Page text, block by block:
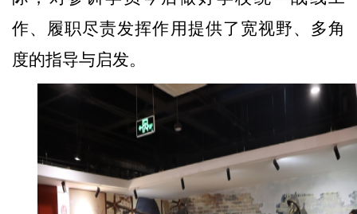
作、履职尽责发挥作用提供了宽视野、多角
度的指导与启发。